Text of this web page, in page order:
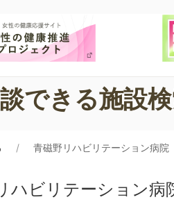
できる施設
青磁野リハビリテーション病院
ハビリテーション病